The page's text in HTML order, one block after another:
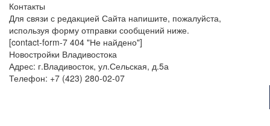
Контакты
Для связи с редакцией Сайта напишите, пожалуйста,
используя форму отправки сообщений ниже.
[contact-form-7 404 "Не найдено"]
Новостройки Владивостока
Адрес: г.Владивосток, ул.Сельская, д.5а
Телефон: +7 (423) 280-02-07